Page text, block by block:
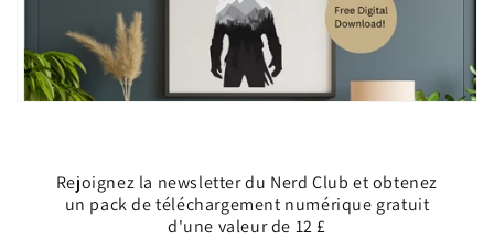
Rejoignez la newsletter du Nerd Club et obtenez
un pack de téléchargement numérique gratuit
d'une valeur de 12 £